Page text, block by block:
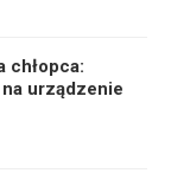
chłopca:
urządzenie